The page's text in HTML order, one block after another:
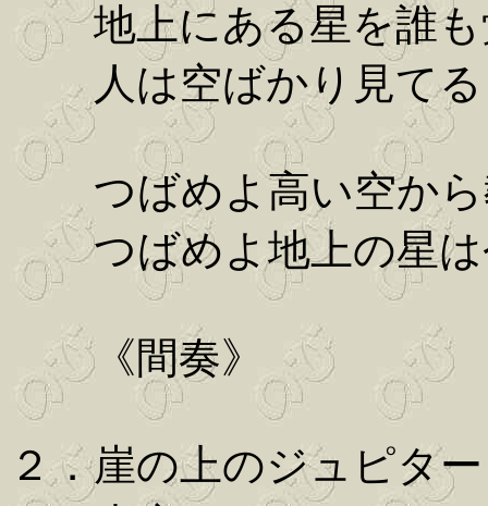
地上にある星を誰も
人は空ばかり見てる
つばめよ高い空から
つばめよ地上の星は
《間奏》
２．崖の上のジュピター